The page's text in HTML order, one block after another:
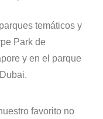
temáticos y
Park de
y en el parque
favorito no